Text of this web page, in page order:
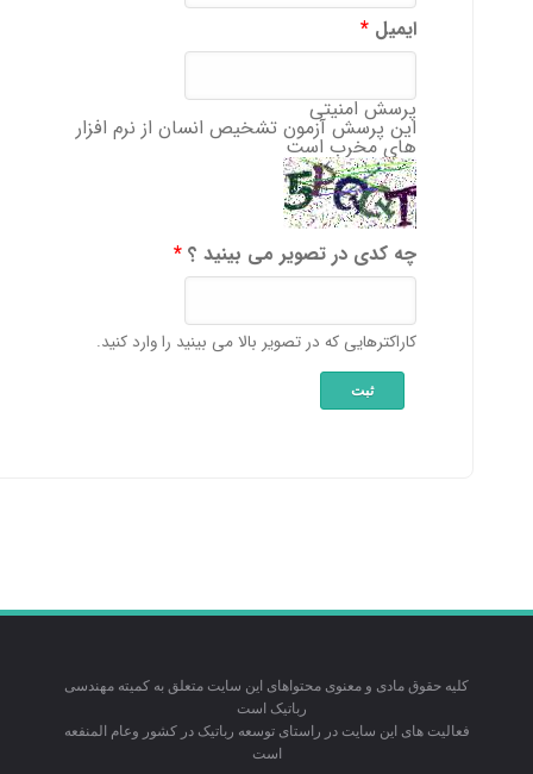
ایمیل*
پرسش امنیتی
این پرسش آزمون تشخیص انسان از نرم افزار
های مخرب است
چه کدی در تصویر می بینید ؟*
کاراکترهایی که در تصویر بالا می بینید را وارد کنید.
کلیه حقوق مادی و معنوی محتواهای این سایت متعلق به کمیته مهندسی
رباتیک است
فعالیت های این سایت در راستای توسعه رباتیک در کشور وعام المنفعه
است